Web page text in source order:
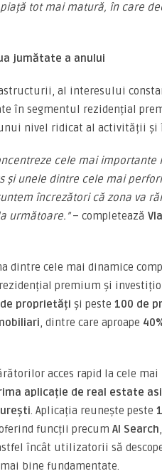
tot mai matură, în care
jumătate a anului
al interesului
în segmentul rezidențial
nivel ridicat al activității și
cele mai importante
și unele dintre cele mai
încrezători că zona va
următoare.”– completează
dintre cele mai dinamice
premium și
proprietăți și peste 100 de
, dintre care aproape
acces rapid la cele
aplicație de real estate
. Aplicația reunește peste
funcții precum AI Search,
încât utilizatorii să
bine fundamentate.